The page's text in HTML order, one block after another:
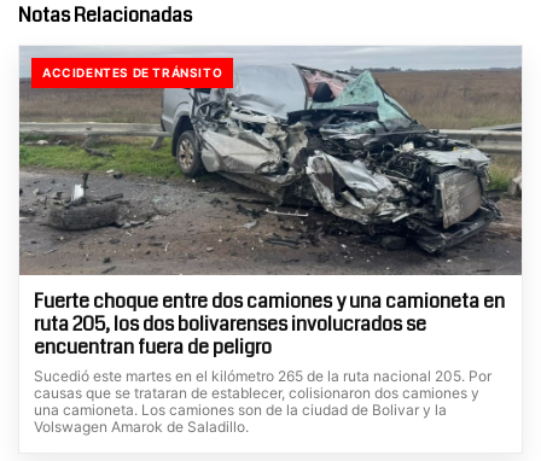
Notas Relacionadas
ACCIDENTES DE TRÁNSITO
Fuerte choque entre dos camiones y una camioneta en
ruta 205, los dos bolivarenses involucrados se
encuentran fuera de peligro
Sucedió este martes en el kilómetro 265 de la ruta nacional 205. Por
causas que se trataran de establecer, colisionaron dos camiones y
una camioneta. Los camiones son de la ciudad de Bolivar y la
Volswagen Amarok de Saladillo.